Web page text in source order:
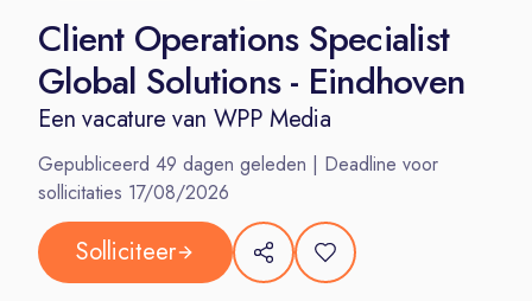
Client Operations Specialist
Global Solutions - Eindhoven
Een vacature van WPP Media
Gepubliceerd 49 dagen geleden | Deadline voor
sollicitaties 17/08/2026
Solliciteer